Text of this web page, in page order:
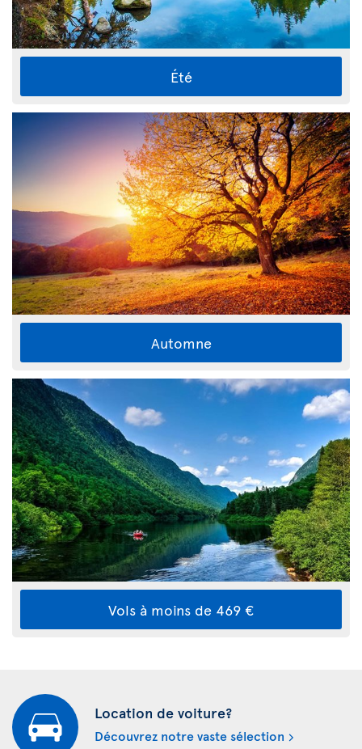
Été
Automne
Vols à moins de 469 €
Location de voiture?
Découvrez notre vaste sélection